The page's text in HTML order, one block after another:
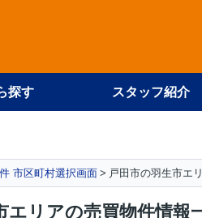
探す スタッフ紹介
市区町村選択画面 戸田市の羽生市エ
エリアの売買物件情報